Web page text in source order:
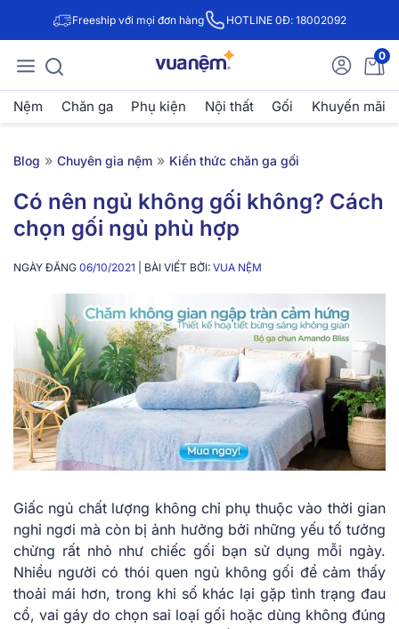
Freeship với mọi đơn hàng HOTLINE 0Đ: 18002092
0
Nệm Chăn ga Phụ kiện Nội thất Gối Khuyến mãi
Blog » Chuyên gia nệm » Kiến thức chăn ga gối
Có nên ngủ không gối không? Cách
chọn gối ngủ phù hợp
NGÀY ĐĂNG 06/10/2021 | BÀI VIẾT BỞI: VUA NỆM
Giấc ngủ chất lượng không chỉ phụ thuộc vào thời gian
nghỉ ngơi mà còn bị ảnh hưởng bởi những yếu tố tưởng
chừng rất nhỏ như chiếc gối bạn sử dụng mỗi ngày.
Nhiều người có thói quen ngủ không gối để cảm thấy
thoải mái hơn, trong khi số khác lại gặp tình trạng đau
cổ, vai gáy do chọn sai loại gối hoặc dùng không đúng